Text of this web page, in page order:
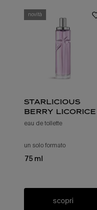
novità
starlicious
berry licorice
eau de toilette
un solo formato
75 ml
scopri